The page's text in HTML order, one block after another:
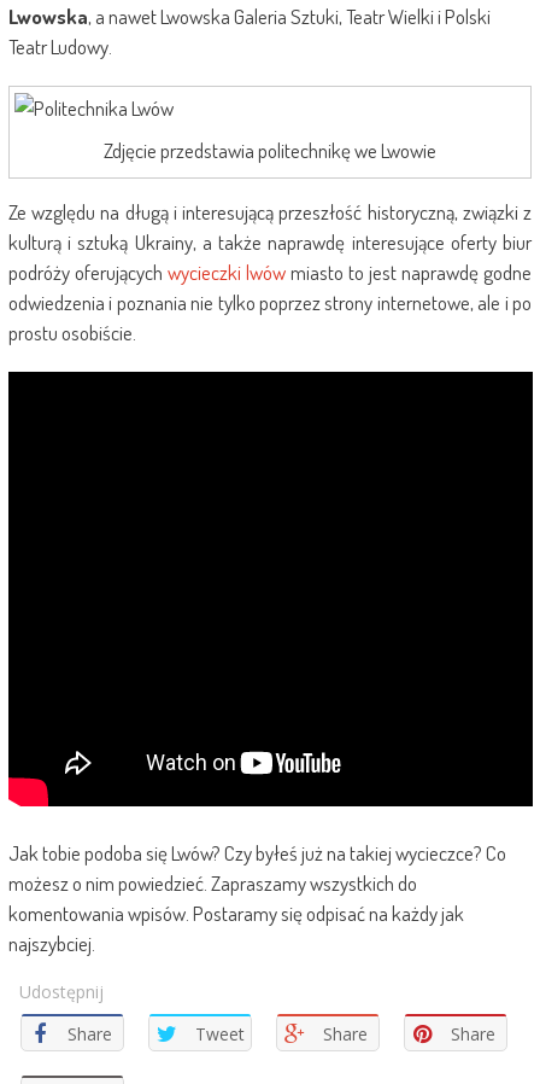
Lwowska, a nawet Lwowska Galeria Sztuki, Teatr Wielki i Polski
Teatr Ludowy.
Zdjęcie przedstawia politechnikę we Lwowie
Ze względu na długą i interesującą przeszłość historyczną, związki z
kulturą i sztuką Ukrainy, a także naprawdę interesujące oferty biur
podróży oferujących wycieczki lwówmiasto to jest naprawdę godne
odwiedzenia i poznania nie tylko poprzez strony internetowe, ale i po
prostu osobiście.
Jak tobie podoba się Lwów? Czy byłeś już na takiej wycieczce? Co
możesz o nim powiedzieć. Zapraszamy wszystkich do
komentowania wpisów. Postaramy się odpisać na każdy jak
najszybciej.
Udostępnij
Share
Tweet Share Share